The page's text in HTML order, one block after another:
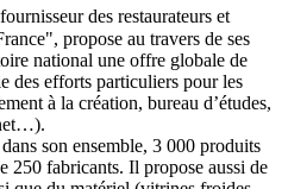
des restaurateurs et
propose au travers de ses
national une offre globale de
des efforts particuliers pour les
à la création, bureau d’études,
son ensemble, 3 000 produits
250 fabricants. Il propose aussi de